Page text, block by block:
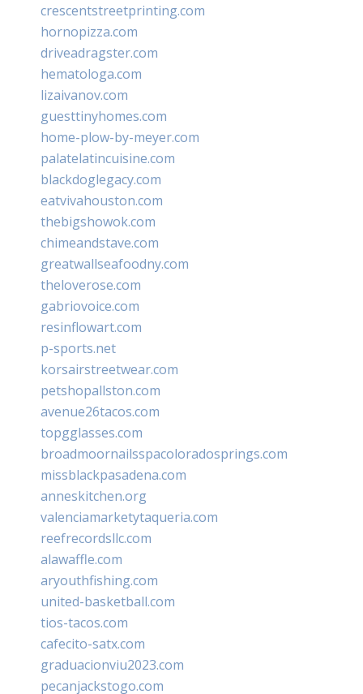
crescentstreetprinting.com
hornopizza.com
driveadragster.com
hematologa.com
lizaivanov.com
guesttinyhomes.com
home-plow-by-meyer.com
palatelatincuisine.com
blackdoglegacy.com
eatvivahouston.com
thebigshowok.com
chimeandstave.com
greatwallseafoodny.com
theloverose.com
gabriovoice.com
resinflowart.com
p-sports.net
korsairstreetwear.com
petshopallston.com
avenue26tacos.com
topgglasses.com
broadmoornailsspacoloradosprings.com
missblackpasadena.com
anneskitchen.org
valenciamarketytaqueria.com
reefrecordsllc.com
alawaffle.com
aryouthfishing.com
united-basketball.com
tios-tacos.com
cafecito-satx.com
graduacionviu2023.com
pecanjackstogo.com